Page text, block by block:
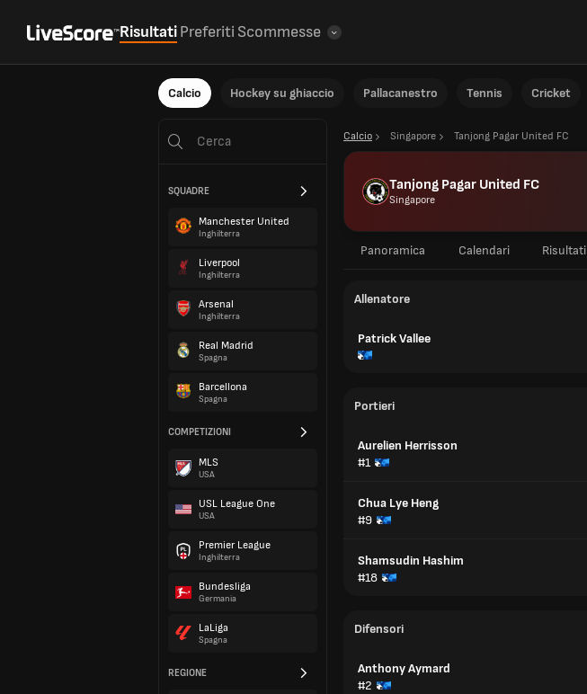
RisultatiPreferiti Scommesse
Calcio Hockey su ghiaccio Pallacanestro Tennis Cricket
SQUADRE
Manchester United
Inghilterra
Liverpool
Inghilterra
Arsenal
Inghilterra
Real Madrid
Spagna
Barcellona
Spagna
COMPETIZIONI
MLS
USA
USL League One
USA
Premier League
Inghilterra
Bundesliga
Germania
LaLiga
Spagna
REGIONE
Calcio Singapore Tanjong Pagar United FC
Tanjong Pagar United FC
Singapore
Panoramica Calendari Risultati
Allenatore
Patrick Vallee
Portieri
Aurelien Herrisson
#1
Chua Lye Heng
#9
Shamsudin Hashim
#18
Difensori
Anthony Aymard
#2